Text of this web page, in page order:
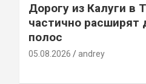
Дорогу из Калуги в
частично расширят
полос
05.08.2026 andrey